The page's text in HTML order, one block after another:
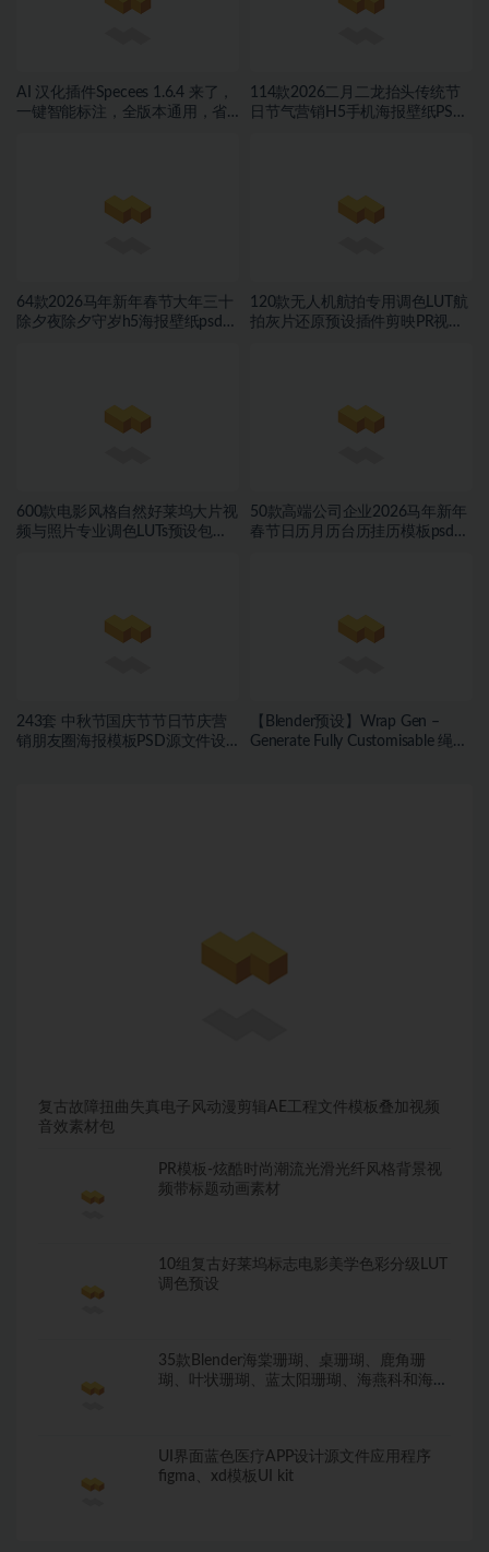
AI 汉化插件Specees 1.6.4 来了，
一键智能标注，全版本通用，省
114款2026二月二龙抬头传统节
日节气营销H5手机海报壁纸PSD
64款2026马年新年春节大年三十
除夕夜除夕守岁h5海报壁纸psd源
120款无人机航拍专用调色LUT航
拍灰片还原预设插件剪映PR视频
600款电影风格自然好莱坞大片视
频与照片专业调色LUTs预设包素
50款高端公司企业2026马年新年
春节日历月历台历挂历模板psd源
243套 中秋节国庆节节日节庆营
销朋友圈海报模板PSD源文件设
【Blender预设】Wrap Gen –
Generate Fully Customisable 绳索
复古故障扭曲失真电子风动漫剪辑AE工程文件模板叠加视频
音效素材包
PR模板-炫酷时尚潮流光滑光纤风格背景视
频带标题动画素材
10组复古好莱坞标志电影美学色彩分级LUT
调色预设
35款Blender海棠珊瑚、桌珊瑚、鹿角珊
瑚、叶状珊瑚、蓝太阳珊瑚、海燕科和海葵
UI界面蓝色医疗APP设计源文件应用程序
figma、xd模板UI kit